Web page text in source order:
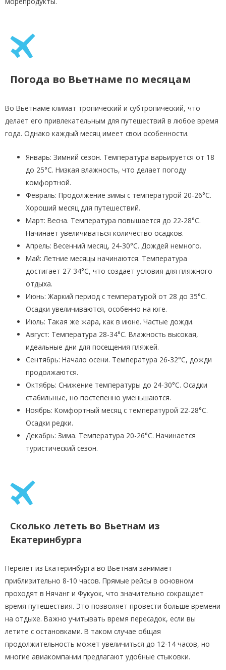
Погода во Вьетнаме по месяцам
Во Вьетнаме климат тропический и субтропический, что
делает его привлекательным для путешествий в любое время
года. Однако каждый месяц имеет свои особенности.
Январь: Зимний сезон. Температура варьируется от 18
до 25°C. Низкая влажность, что делает погоду
комфортной.
Февраль: Продолжение зимы с температурой 20-26°C.
Хороший месяц для путешествий.
Март: Весна. Температура повышается до 22-28°C.
Начинает увеличиваться количество осадков.
Апрель: Весенний месяц, 24-30°C. Дождей немного.
Май: Летние месяцы начинаются. Температура
достигает 27-34°C, что создает условия для пляжного
отдыха.
Июнь: Жаркий период с температурой от 28 до 35°C.
Осадки увеличиваются, особенно на юге.
Июль: Такая же жара, как в июне. Частые дожди.
Август: Температура 28-34°C. Влажность высокая,
идеальные дни для посещения пляжей.
Сентябрь: Начало осени. Температура 26-32°C, дожди
продолжаются.
Октябрь: Снижение температуры до 24-30°C. Осадки
стабильные, но постепенно уменьшаются.
Ноябрь: Комфортный месяц с температурой 22-28°C.
Осадки редки.
Декабрь: Зима. Температура 20-26°C. Начинается
туристический сезон.
Сколько лететь во Вьетнам из
Екатеринбурга
Перелет из Екатеринбурга во Вьетнам занимает
приблизительно 8-10 часов. Прямые рейсы в основном
проходят в Нячанг и Фукуок, что значительно сокращает
время путешествия. Это позволяет провести больше времени
на отдыхе. Важно учитывать время пересадок, если вы
летите с остановками. В таком случае общая
продолжительность может увеличиться до 12-14 часов, но
многие авиакомпании предлагают удобные стыковки.